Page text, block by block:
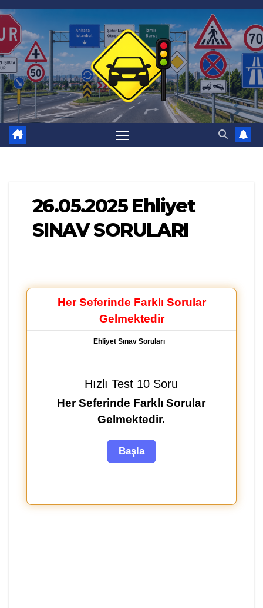
Skip
to
content
26.05.2025 Ehliyet
SINAV SORULARI
Her Seferinde Farklı Sorular
Gelmektedir
Ehliyet Sınav Soruları
Hızlı Test 10 Soru
Her Seferinde Farklı Sorular
Gelmektedir.